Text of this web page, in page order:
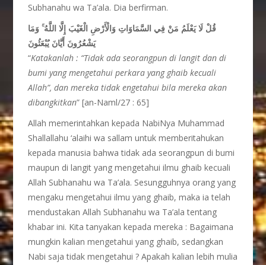
Subhanahu wa Ta’ala. Dia berfirman.
قُلْ لَا يَعْلَمُ مَنْ فِي السَّمَاوَاتِ وَالْأَرْضِ الْغَيْبَ إِلَّا اللَّهُۚوَمَا
يَشْعُرُونَ أَيَّانَ يُبْعَثُونَ
“Katakanlah : “Tidak ada seorangpun di langit dan di
bumi yang mengetahui perkara yang ghaib kecuali
Allah”, dan mereka tidak engetahui bila mereka akan
dibangkitkan” [an-Naml/27 : 65]
Allah memerintahkan kepada NabiNya Muhammad
Shallallahu ‘alaihi wa sallam untuk memberitahukan
kepada manusia bahwa tidak ada seorangpun di bumi
maupun di langit yang mengetahui ilmu ghaib kecuali
Allah Subhanahu wa Ta’ala. Sesungguhnya orang yang
mengaku mengetahui ilmu yang ghaib, maka ia telah
mendustakan Allah Subhanahu wa Ta’ala tentang
khabar ini. Kita tanyakan kepada mereka : Bagaimana
mungkin kalian mengetahui yang ghaib, sedangkan
Nabi saja tidak mengetahui ? Apakah kalian lebih mulia